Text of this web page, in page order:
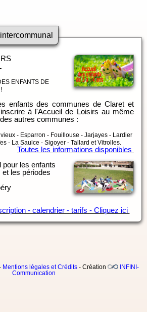
ENFANTS DE
enfants des communes de Claret et
à l'Accueil de Loisirs au même
autres communes :
- Esparron - Fouillouse - Jarjayes - Lardier
- La Saulce - Sigoyer - Tallard et Vitrolles.
Toutes les informations disponibles
pour les enfants
les périodes
- calendrier - tarifs - Cliquez ici
Mentions légales et Crédits - Création
INFINI-
Communication